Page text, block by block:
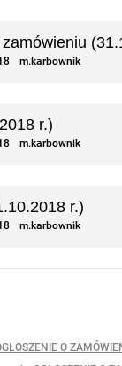
zamówieniu
m.karbownik
r.)
m.karbownik
r.)
m.karbownik
O